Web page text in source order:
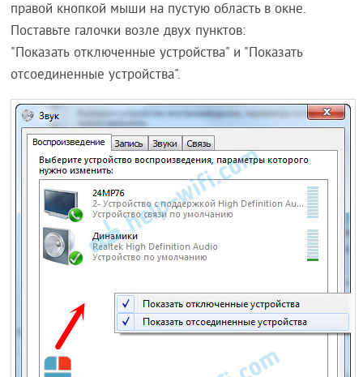
правой кнопкой мыши на пустую область в окне.
Поставьте галочки возле двух пунктов:
"Показать отключенные устройства" и "Показать
отсоединенные устройства".